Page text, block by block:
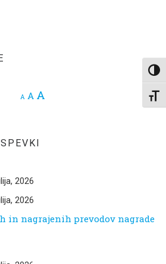
A Decrease font size.
A Reset font size.
A
2026
2026
in nagrajenih prevodov nagrade